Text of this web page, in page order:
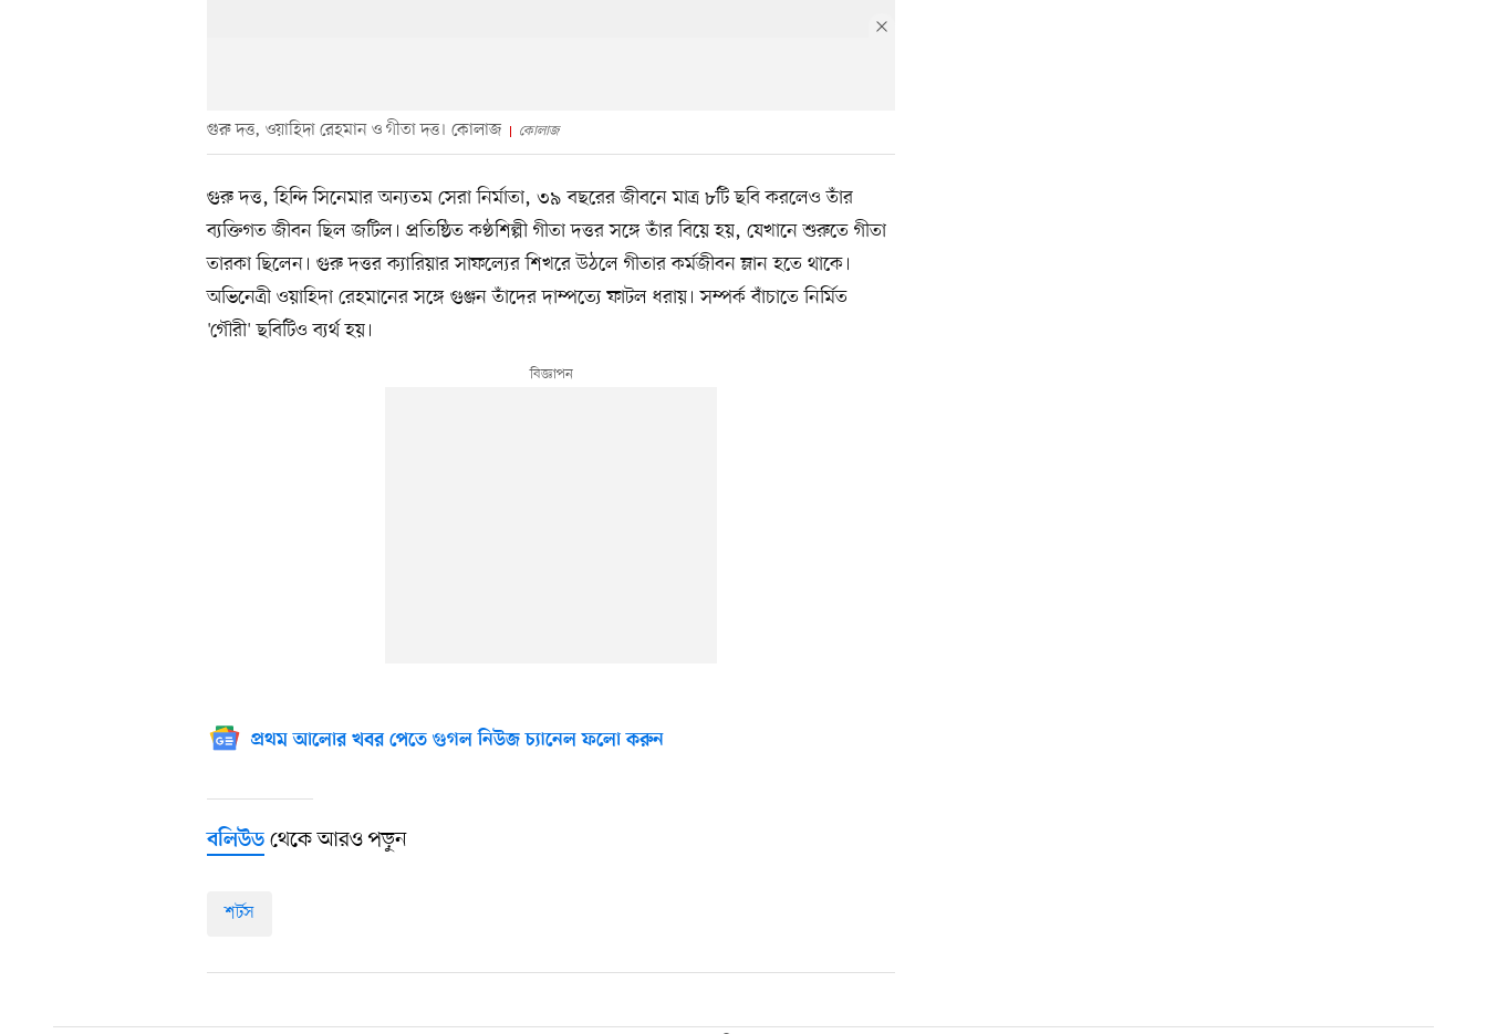
গুরু দত্ত, ওয়াহিদা রেহমান ও গীতা দত্ত। কোলাজ কোলাজ
গুরু দত্ত, হিন্দি সিনেমার অন্যতম সেরা নির্মাতা, ৩৯ বছরের জীবনে মাত্র ৮টি ছবি করলেও তাঁর
ব্যক্তিগত জীবন ছিল জটিল। প্রতিষ্ঠিত কণ্ঠশিল্পী গীতা দত্তর সঙ্গে তাঁর বিয়ে হয়, যেখানে শুরুতে গীতা
তারকা ছিলেন। গুরু দত্তর ক্যারিয়ার সাফল্যের শিখরে উঠলে গীতার কর্মজীবন ম্লান হতে থাকে।
অভিনেত্রী ওয়াহিদা রেহমানের সঙ্গে গুঞ্জন তাঁদের দাম্পত্যে ফাটল ধরায়। সম্পর্ক বাঁচাতে নির্মিত
'গৌরী' ছবিটিও ব্যর্থ হয়।
প্রথম আলোর খবর পেতে গুগল নিউজ চ্যানেল ফলো করুন
বলিউড থেকে আরও পড়ুন
শর্টস